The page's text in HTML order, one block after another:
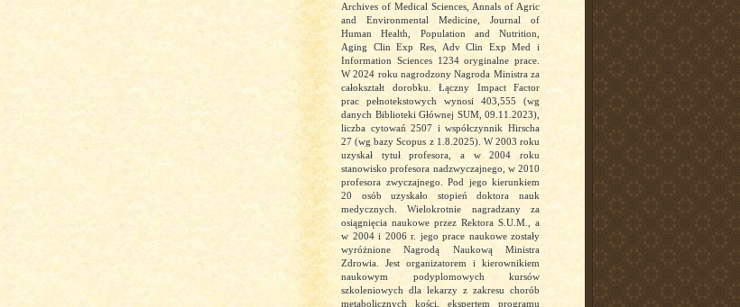
Archives of Medical Sciences, Annals of Agric
and Environmental Medicine, Journal of
Human Health, Population and Nutrition,
Aging Clin Exp Res, Adv Clin Exp Med i
Information Sciences 1234 oryginalne prace.
W 2024 roku nagrodzony Nagroda Ministra za
całokształt dorobku. Łączny Impact Factor
prac pełnotekstowych wynosi 403,555 (wg
danych Biblioteki Głównej SUM, 09.11.2023),
liczba cytowań 2507 i współczynnik Hirscha
27 (wg bazy Scopus z 1.8.2025). W 2003 roku
uzyskał tytuł profesora, a w 2004 roku
stanowisko profesora nadzwyczajnego, w 2010
profesora zwyczajnego. Pod jego kierunkiem
20 osób uzyskało stopień doktora nauk
medycznych. Wielokrotnie nagradzany za
osiągnięcia naukowe przez Rektora S.U.M., a
w 2004 i 2006 r. jego prace naukowe zostały
wyróżnione Nagrodą Naukową Ministra
Zdrowia. Jest organizatorem i kierownikiem
naukowym podyplomowych kursów
szkoleniowych dla lekarzy z zakresu chorób
metabolicznych kości, ekspertem programu